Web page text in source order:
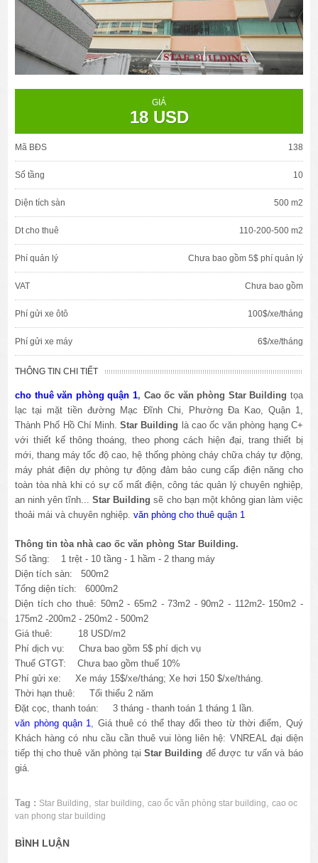
GIÁ
18 USD
Mã BĐS 138
Số tầng 10
Diện tích sàn 500 m2
Dt cho thuê 110-200-500 m2
Phí quản lý Chưa bao gồm 5$ phí quản lý
VAT Chưa bao gồm
Phí gửi xe ôtô 100$/xe/tháng
Phí gửi xe máy 6$/xe/tháng
THÔNG TIN CHI TIẾT
cho thuê văn phòng quận 1, Cao ốc văn phòng StarBuilding tọa
lạc tại mặt tiền đường Mạc Đĩnh Chi, Phường Đa Kao, Quận 1,
Thành Phố Hồ Chí Minh. Star Building là cao ốc văn phòng hạng C+
với thiết kế thông thoáng, theo phong cách hiện đại, trang thiết bị
mới, thang máy tốc độ cao, hệ thống phòng cháy chữa cháy tự động,
máy phát điện dự phòng tự động đảm bảo cung cấp điện năng cho
toàn tòa nhà khi có sự cố mất điện, công tác quản lý chuyên nghiệp,
an ninh yên tĩnh...
Star Building sẽ cho bạn một không gian làm việc
thoải mái và chuyên nghiệp.văn phòng cho thuê quận 1
Thông tin tòa nhà cao ốc văn phòngStar Building.
Số tầng: 1 trệt - 10 tầng - 1 hầm - 2 thang máy
Diện tích sàn: 500m2
Tổng diện tích: 6000m2
Diện tích cho thuê: 50m2 - 65m2 - 73m2 - 90m2 - 112m2- 150m2 -
175m2 -200m2 - 250m2 - 500m2
Giá thuê: 18 USD/m2
Phí dịch vụ: Chưa bao gồm 5$ phí dịch vụ
Thuế GTGT: Chưa bao gồm thuế 10%
Phí gửi xe: Xe máy 15$/xe/tháng; Xe hơi 150 $/xe/tháng.
Thời hạn thuê: Tối thiểu 2 năm
Đặt cọc, thanh toán: 3 tháng - thanh toán 1 tháng 1 lần.
văn phòng quận 1
, Giá thuê có thể thay đổi theo từ thời điểm, Quý
Khách hàng có nhu cầu cần thuê vui lòng liên hệ: VNREAL đại diện
tiếp thị cho thuê văn phòng tại Star Building để được tư vấn và báo
giá.
Tag : Star Building ,star building ,cao ốc văn phòng star building ,cao oc
van phong star building
BÌNH LUẬN